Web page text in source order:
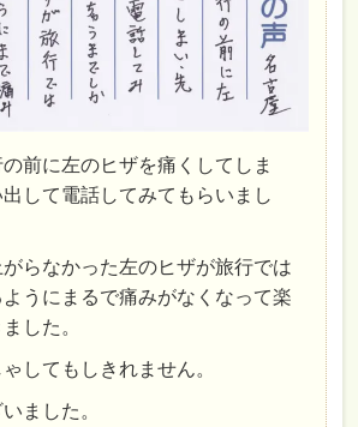
前に左のヒザを痛くしてしま
して電話してみてもらいまし
らなかった左のヒザが旅行では
うにまるで痛みがなくなって楽
した。
してもしきれません。
ました。